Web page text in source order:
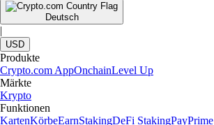
Deutsch
|
USD
Produkte
Crypto.com AppOnchainLevel Up
Märkte
Krypto
Funktionen
KartenKörbeEarnStakingDeFi StakingPayPrime